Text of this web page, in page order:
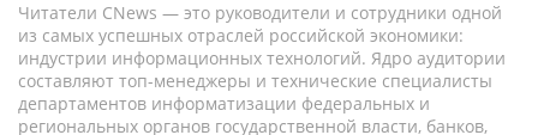
Читатели CNews — это руководители и сотрудники одной
из самых успешных отраслей российской экономики:
индустрии информационных технологий. Ядро аудитории
составляют топ-менеджеры и технические специалисты
департаментов информатизации федеральных и
региональных органов государственной власти, банков,